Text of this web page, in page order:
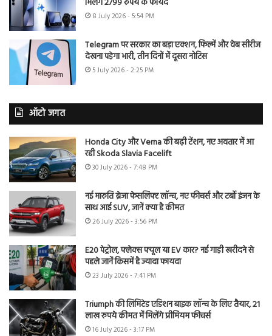
8 July 2026 - 5:54 PM
Telegram पर सरकार का बड़ा एक्शन, फिल्में और वेब सीरीज
देखना पड़ेगा भारी, तीन दिनों में दूसरा नोटिस
5 July 2026 - 2:25 PM
ऑटो जगत
Honda City और Verna की बढ़ी टेंशन, नए अवतार में आ
रही Skoda Slavia Facelift
30 July 2026 - 7:48 PM
नई मारुति ब्रेजा फेसलिफ्ट लॉन्च, नए फीचर्स और टर्बो इंजन के
साथ आई SUV, जानें क्या है कीमत
26 July 2026 - 3:56 PM
E20 पेट्रोल, फ्लेक्स फ्यूल या EV कार? नई गाड़ी खरीदने से
पहले जानें किसमें है ज्यादा फायदा
23 July 2026 - 7:41 PM
Triumph की लिमिटेड एडिशन बाइक लॉन्च के लिए तैयार, 21
लाख रुपये कीमत में मिलेंगे प्रीमियम फीचर्स
16 July 2026 - 3:17 PM